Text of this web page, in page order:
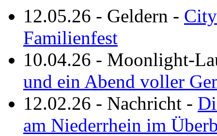
12.05.26 - Geldern -
Familienfest
10.04.26 - Moonlight-
und ein Abend voller
12.02.26 - Nachricht -
am Niederrhein im